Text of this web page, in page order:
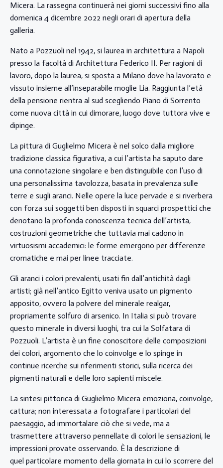
Micera. La rassegna continuerà nei giorni successivi fino alla
domenica 4 dicembre 2022 negli orari di apertura della
galleria.
Nato a Pozzuoli nel 1942, si laurea in architettura a Napoli
presso la facoltà di Architettura Federico II. Per ragioni di
lavoro, dopo la laurea, si sposta a Milano dove ha lavorato e
vissuto insieme all’inseparabile moglie Lia. Raggiunta l’età
della pensione rientra al sud scegliendo Piano di Sorrento
come nuova città in cui dimorare, luogo dove tuttora vive e
dipinge.
La pittura di Guglielmo Micera è nel solco dalla migliore
tradizione classica figurativa, a cui l’artista ha saputo dare
una connotazione singolare e ben distinguibile con l’uso di
una personalissima tavolozza, basata in prevalenza sulle
terre e sugli aranci. Nelle opere la luce pervade e si riverbera
con forza sui soggetti ben disposti in squarci prospettici che
denotano la profonda conoscenza tecnica dell’artista,
costruzioni geometriche che tuttavia mai cadono in
virtuosismi accademici: le forme emergono per differenze
cromatiche e mai per linee tracciate.
Gli aranci i colori prevalenti, usati fin dall’antichità dagli
artisti; già nell’antico Egitto veniva usato un pigmento
apposito, ovvero la polvere del minerale realgar,
propriamente solfuro di arsenico. In Italia si può trovare
questo minerale in diversi luoghi, tra cui la Solfatara di
Pozzuoli. L’artista è un fine conoscitore delle composizioni
dei colori, argomento che lo coinvolge e lo spinge in
continue ricerche sui riferimenti storici, sulla ricerca dei
pigmenti naturali e delle loro sapienti miscele.
La sintesi pittorica di Guglielmo Micera emoziona, coinvolge,
cattura; non interessata a fotografare i particolari del
paesaggio, ad immortalare ciò che si vede, ma a
trasmettere attraverso pennellate di colori le sensazioni, le
impressioni provate osservando. È la descrizione di
quel particolare momento della giornata in cui lo scorrere del